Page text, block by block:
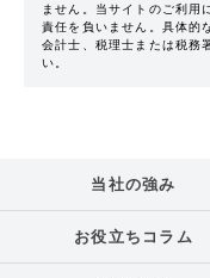
ません。当サイトのご利用
責任を負いません。具体的
会計士、税理士または税務
い。
当社の強み
お役立ちコラム